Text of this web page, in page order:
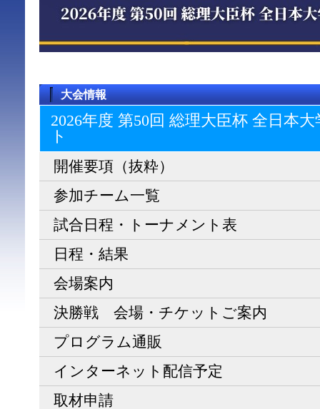
大会情報
2026年度 第50回 総理大臣杯 全日本
ト
開催要項（抜粋）
参加チーム一覧
試合日程・トーナメント表
日程・結果
会場案内
決勝戦 会場・チケットご案内
プログラム通販
インターネット配信予定
取材申請